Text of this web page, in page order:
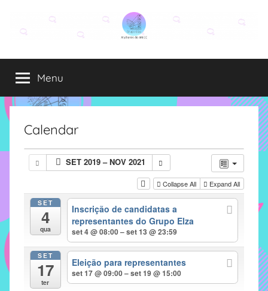
conteúdo
Grupo
Elza
Elza
é
formado
alunas,
funcionárias
IMECC
como
atribuição
implementar
Menu
Calendar
SET 2019 – NOV 2021
Collapse All Expand All
SET
4
qua
Inscrição de candidatas a
representantes do Grupo Elza
set 4 @ 08:00 – set 13 @ 23:59
SET
17
ter
Eleição para representantes
set 17 @ 09:00 – set 19 @ 15:00